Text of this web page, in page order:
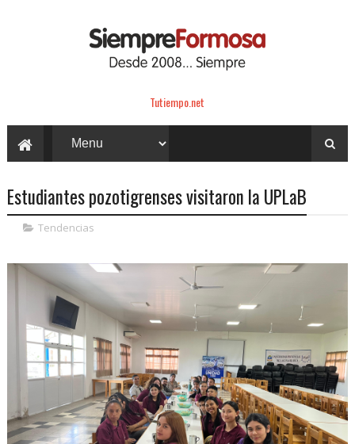
Tutiempo.net
Estudiantes pozotigrenses visitaron la UPLaB
Tendencias